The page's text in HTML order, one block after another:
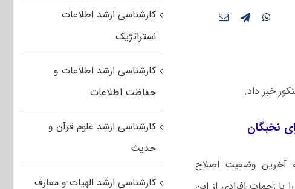
خبر داد.
نخبگان
آخرین وضعیت اصلاح
کارشناسی ارشد اطلاعات
استراتژیک
کارشناسی ارشد اطلاعات و
حفاظت اطلاعات
کارشناسی ارشد علوم قرآن و
حدیث
کارشناسی ارشد الهیات و معارف